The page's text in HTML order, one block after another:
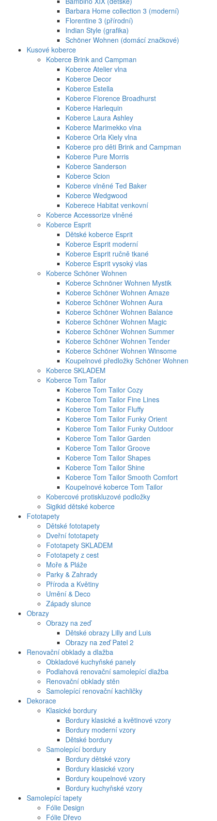
Barbara Home collection 3 (moderní)
Florentine 3 (přírodní)
Indian Style (grafika)
Schöner Wohnen (domácí značkové)
Kusové koberce
Koberce Brink and Campman
Koberce Atelier vlna
Koberce Decor
Koberce Estella
Koberce Florence Broadhurst
Koberce Harlequin
Koberce Laura Ashley
Koberce Marimekko vlna
Koberce Orla Kiely vlna
Koberce pro děti Brink and Campman
Koberce Pure Morris
Koberce Sanderson
Koberce Scion
Koberce vlněné Ted Baker
Koberce Wedgwood
Koberece Habitat venkovní
Koberce Accessorize vlněné
Koberce Esprit
Dětské koberce Esprit
Koberce Esprit moderní
Koberce Esprit ručně tkané
Koberce Esprit vysoký vlas
Koberce Schöner Wohnen
Koberce Schnöner Wohnen Mystik
Koberce Schöner Wohnen Amaze
Koberce Schöner Wohnen Aura
Koberce Schöner Wohnen Balance
Koberce Schöner Wohnen Magic
Koberce Schöner Wohnen Summer
Koberce Schöner Wohnen Tender
Koberce Schöner Wohnen Winsome
Koupelnové předložky Schöner Wohnen
Koberce SKLADEM
Koberce Tom Tailor
Koberce Tom Tailor Cozy
Koberce Tom Tailor Fine Lines
Koberce Tom Tailor Fluffy
Koberce Tom Tailor Funky Orient
Koberce Tom Tailor Funky Outdoor
Koberce Tom Tailor Garden
Koberce Tom Tailor Groove
Koberce Tom Tailor Shapes
Koberce Tom Tailor Shine
Koberce Tom Tailor Smooth Comfort
Koupelnové koberce Tom Tailor
Kobercové protiskluzové podložky
Sigikid dětské koberce
Fototapety
Dětské fototapety
Dveřní fototapety
Fototapety SKLADEM
Fototapety z cest
Moře & Pláže
Parky & Zahrady
Příroda a Květiny
Umění & Deco
Západy slunce
Obrazy
Obrazy na zeď
Dětské obrazy Lilly and Luis
Obrazy na zeď Patel 2
Renovační obklady a dlažba
Obkladové kuchyňské panely
Podlahová renovační samolepící dlažba
Renovační obklady stěn
Samolepící renovační kachličky
Dekorace
Klasické bordury
Bordury klasické a květinové vzory
Bordury moderní vzory
Dětské bordury
Samolepící bordury
Bordury dětské vzory
Bordury klasické vzory
Bordury koupelnové vzory
Bordury kuchyňské vzory
Samolepící tapety
Fólie Design
Fólie Dřevo